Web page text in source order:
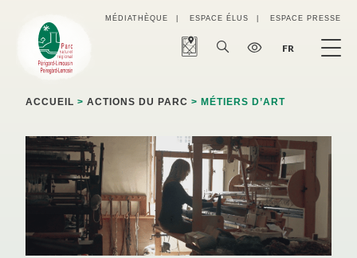
MÉDIATHÈQUE ESPACE ÉLUS ESPACE PRESSE
FR
ACCUEIL > ACTIONS DU PARC > MÉTIERS D’ART